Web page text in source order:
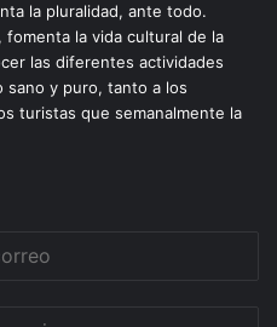
la pluralidad, ante todo.
la vida cultural de la
las diferentes actividades
sano y puro, tanto a los
turistas que semanalmente la